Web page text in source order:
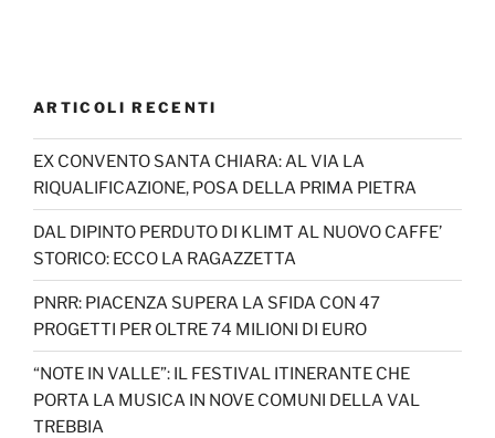
ARTICOLI RECENTI
EX CONVENTO SANTA CHIARA: AL VIA LA
RIQUALIFICAZIONE, POSA DELLA PRIMA PIETRA
DAL DIPINTO PERDUTO DI KLIMT AL NUOVO CAFFE’
STORICO: ECCO LA RAGAZZETTA
PNRR: PIACENZA SUPERA LA SFIDA CON 47
PROGETTI PER OLTRE 74 MILIONI DI EURO
“NOTE IN VALLE”: IL FESTIVAL ITINERANTE CHE
PORTA LA MUSICA IN NOVE COMUNI DELLA VAL
TREBBIA